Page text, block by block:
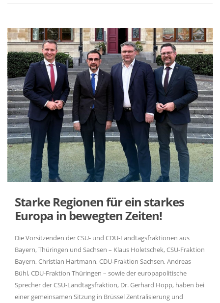
Starke Regionen für ein starkes
Europa in bewegten Zeiten!
Die Vorsitzenden der CSU- und CDU-Landtagsfraktionen aus
Bayern, Thüringen und Sachsen – Klaus Holetschek, CSU-Fraktion
Bayern, Christian Hartmann, CDU-Fraktion Sachsen, Andreas
Bühl, CDU-Fraktion Thüringen – sowie der europapolitische
Sprecher der CSU-Landtagsfraktion, Dr. Gerhard Hopp, haben bei
einer gemeinsamen Sitzung in Brüssel Zentralisierung und